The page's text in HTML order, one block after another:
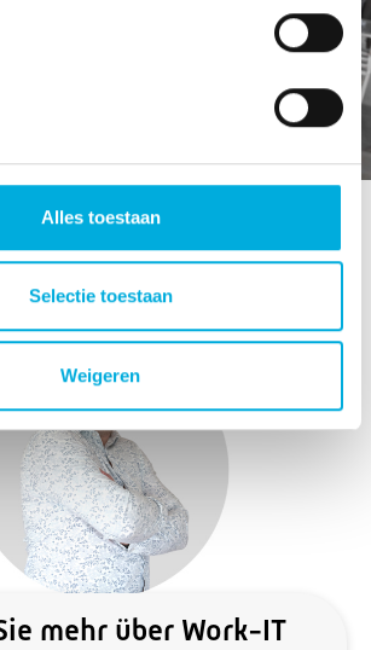
Alles toestaan
Selectie toestaan
Weigeren
mehr über Work-IT